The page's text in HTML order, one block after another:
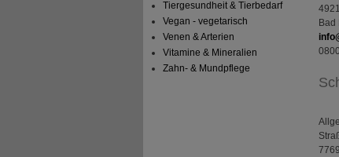
Tiergesundheit & Tierbedarf
Vegan - vegetarisch
Venen & Arterien
Vitamine & Mineralien
Zahn- & Mundpflege
Bad